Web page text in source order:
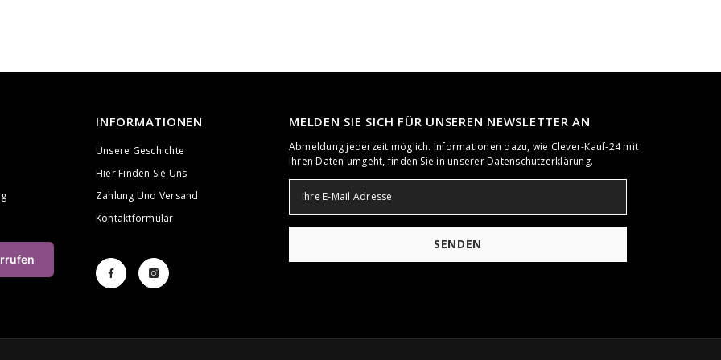
INFORMATIONEN
Unsere Geschichte
Hier Finden Sie Uns
Zahlung Und Versand
Kontaktformular
MELDEN SIE SICH FÜR UNSEREN NEWSLETTER AN
Abmeldung jederzeit möglich. Informationen dazu, wie Clever-Kauf-24 mit
Ihren Daten umgeht, finden Sie in unserer Datenschutzerklärung.
SENDEN